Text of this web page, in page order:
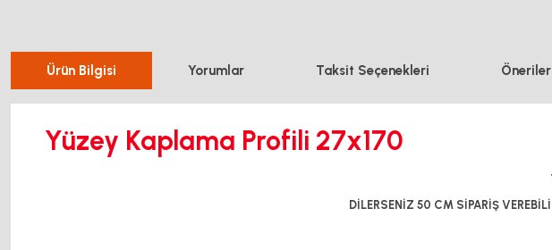
Ürün Bilgisi Yorumlar Taksit Seçenekleri
Yüzey Kaplama Profili 27x170
DİLERSENİZ 50 CM SİPARİŞ